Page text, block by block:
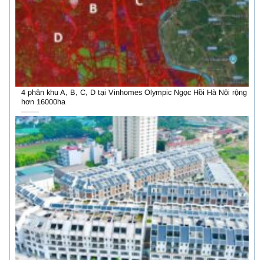
4 phân khu A, B, C, D tại Vinhomes Olympic Ngọc Hồi Hà Nội rộng
hơn 16000ha